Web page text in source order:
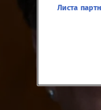
Листа